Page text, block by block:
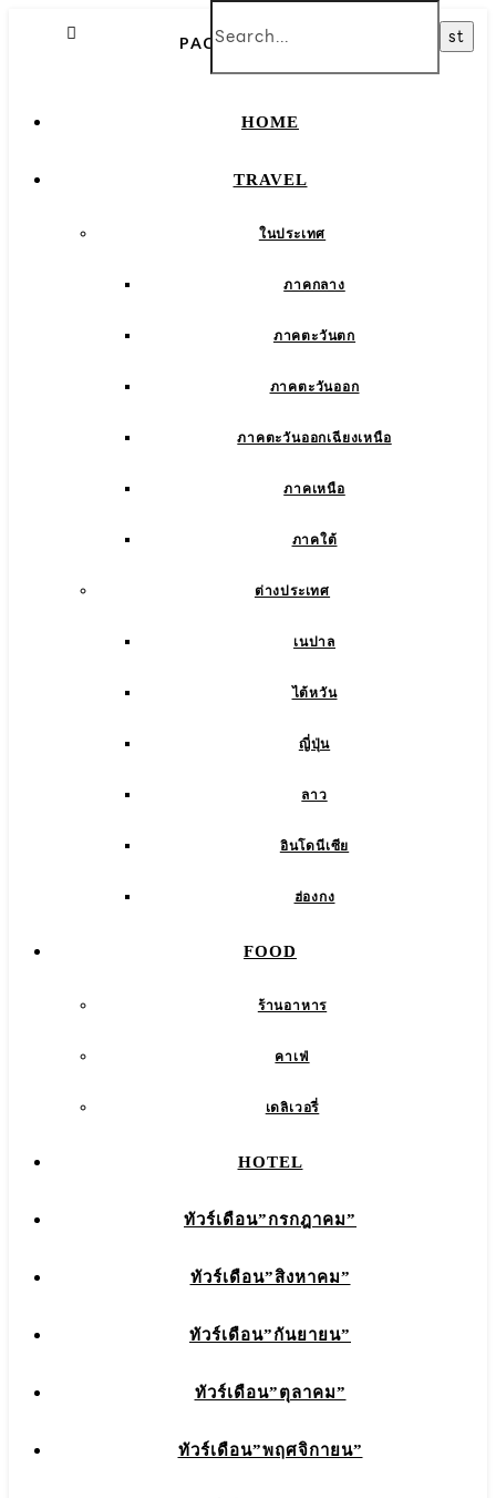
PACKAGE TOUR
HOME
TRAVEL
ในประเทศ
ภาคกลาง
ภาคตะวันตก
ภาคตะวันออก
ภาคตะวันออกเฉียงเหนือ
ภาคเหนือ
ภาคใต้
ต่างประเทศ
เนปาล
ไต้หวัน
ญี่ปุ่น
ลาว
อินโดนีเซีย
ฮ่องกง
FOOD
ร้านอาหาร
คาเฟ่
เดลิเวอรี่
HOTEL
ทัวร์เดือน”กรกฎาคม”
ทัวร์เดือน”สิงหาคม”
ทัวร์เดือน”กันยายน”
ทัวร์เดือน”ตุลาคม”
ทัวร์เดือน”พฤศจิกายน”